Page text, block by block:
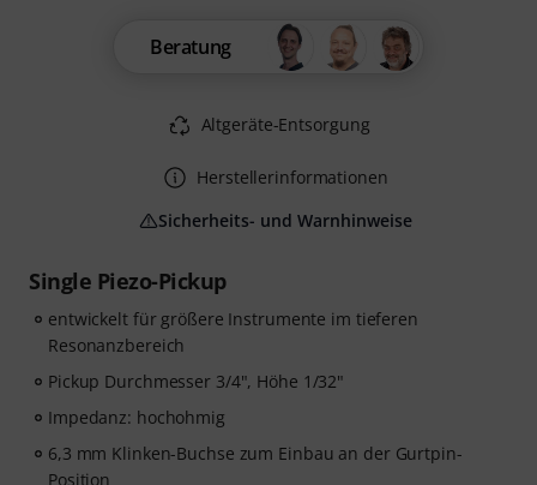
Single Piezo-Pickup
entwickelt für größere Instrumente im tieferen
Resonanzbereich
Pickup Durchmesser 3/4", Höhe 1/32"
Impedanz: hochohmig
6,3 mm Klinken-Buchse zum Einbau an der Gurtpin-
Position
Beratung
Altgeräte-Entsorgung
Herstellerinformationen
Sicherheits- und Warnhinweise